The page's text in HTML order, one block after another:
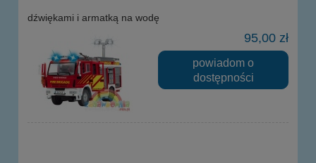
dźwiękami i armatką na wodę
95,00 zł
powiadom o
dostępności